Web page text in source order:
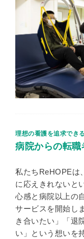
理想の看護を追求でき
病院からの転職
私たちReHOPEは
に応えきれないと
心感と病院以上の
サービスを開始し
き合いたい」「退
い」という想いを